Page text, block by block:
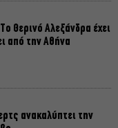
Θερινό Αλεξάνδρα έχει
από την Αθήνα
ανακαλύπτει την